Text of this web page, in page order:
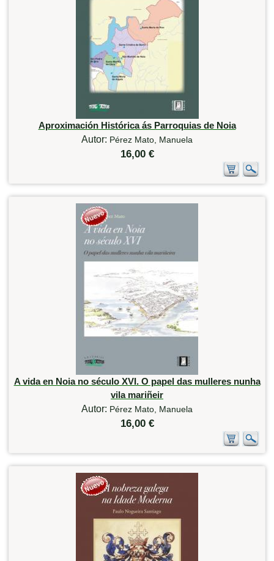
Aproximación Histórica ás Parroquias de Noia
Autor: Pérez Mato, Manuela
16,00 €
A vida en Noia no século XVI. O papel das mulleres nunha
vila mariñeir
Autor: Pérez Mato, Manuela
16,00 €